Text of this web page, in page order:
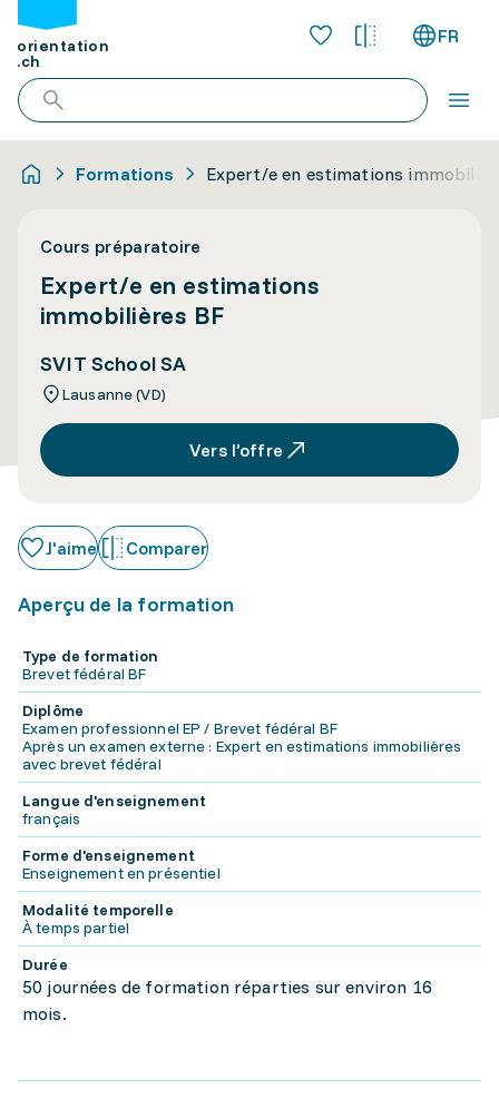
orientation
.ch
FR
Formations Expert/e en estimations
Cours préparatoire
Expert/e en estimations
immobilières BF
SVIT School SA
Lausanne (VD)
Vers l’offre
J'aime Comparer
Aperçu de la formation
Type de formation
Brevet fédéral BF
Diplôme
Examen professionnel EP / Brevet fédéral BF
Après un examen externe : Expert en estimations immobilières
avec brevet fédéral
Langue d'enseignement
français
Forme d'enseignement
Enseignement en présentiel
Modalité temporelle
À temps partiel
Durée
50 journées de formation réparties sur environ 16
mois.